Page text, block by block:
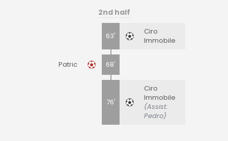
2nd half
63'
Ciro
Immobile
Patric 68'
76'
Ciro
Immobile
(Assist:
Pedro)